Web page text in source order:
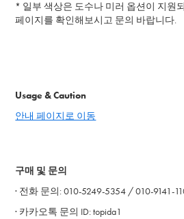
* 일부 색상은 도수나 미러 옵션이 지원
페이지를 확인해보시고 문의 바랍니다.
Usage & Caution
안내 페이지로 이동
구매 및 문의
· 전화 문의: 010-5249-5354 / 010-9141-
· 카카오톡 문의 ID: topida1